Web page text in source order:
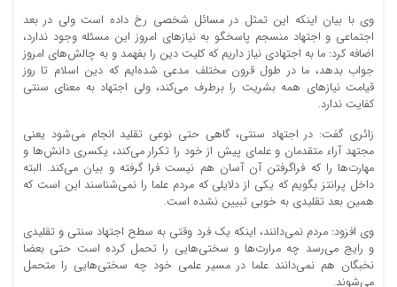
وی با بیان اینکه این تمثل در مسائل شخصی رخ داده است ولی در بعد
اجتماعی و اجتهاد منسجم پاسخگو به نیازهای امروز این مسئله وجود ندارد،
اضافه کرد: ما به اجتهادی نیاز داریم که کلیت دین را بفهمد و به چالش‌های امروز
جواب بدهد، ما در طول قرون مختلف مدعی شده‌ایم که دین اسلام تا روز
قیامت نیازهای همه بشریت را برطرف می‌کند، ولی اجتهاد به معنای سنتی
کفایت ندارد.
زائری گفت: در اجتهاد سنتی، گاهی حتی نوعی تقلید انجام می‌شود یعنی
مجتهد آراء متقدمان و علمای پیش از خود را تکرار می‌کند، یکسری دانش‌ها و
مهارت‌ها را که فراگرفتن آن آسان هم نیست فرا گرفته و بیان می‌کند. البته
داخل پرانتز بگویم که یکی از دلایلی که مردم علما را نمی‌شناسند این است که
همین بعد تقلیدی به خوبی تبیین نشده است.
وی افزود: مردم نمی‌دانند، اینکه یک فرد وقتی به سطح اجتهاد سنتی و تقلیدی
و رایج می‌رسد چه مرارت‌ها و سختی‌هایی را تحمل کرده است حتی بعضا
نخبگان هم نمی‌دانند علما در مسیر علمی خود چه سختی‌هایی را متحمل
می‌شوند.